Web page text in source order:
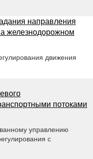
направления
железнодорожном
движения
потоками
управлению
с